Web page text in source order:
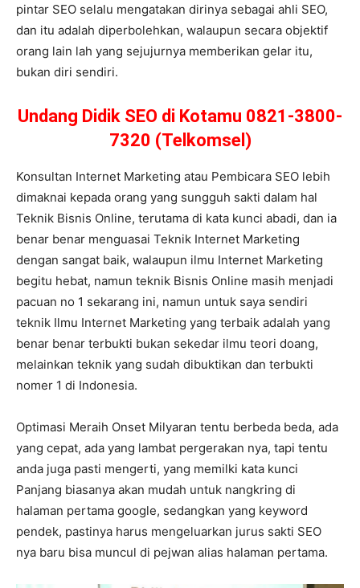
pintar SEO selalu mengatakan dirinya sebagai ahli SEO,
dan itu adalah diperbolehkan, walaupun secara objektif
orang lain lah yang sejujurnya memberikan gelar itu,
bukan diri sendiri.
Undang Didik SEO di Kotamu 0821-3800-
7320 (Telkomsel)
Konsultan Internet Marketing atau Pembicara SEO lebih
dimaknai kepada orang yang sungguh sakti dalam hal
Teknik Bisnis Online, terutama di kata kunci abadi, dan ia
benar benar menguasai Teknik Internet Marketing
dengan sangat baik, walaupun ilmu Internet Marketing
begitu hebat, namun teknik Bisnis Online masih menjadi
pacuan no 1 sekarang ini, namun untuk saya sendiri
teknik Ilmu Internet Marketing yang terbaik adalah yang
benar benar terbukti bukan sekedar ilmu teori doang,
melainkan teknik yang sudah dibuktikan dan terbukti
nomer 1 di Indonesia.
Optimasi Meraih Onset Milyaran tentu berbeda beda, ada
yang cepat, ada yang lambat pergerakan nya, tapi tentu
anda juga pasti mengerti, yang memilki kata kunci
Panjang biasanya akan mudah untuk nangkring di
halaman pertama google, sedangkan yang keyword
pendek, pastinya harus mengeluarkan jurus sakti SEO
nya baru bisa muncul di pejwan alias halaman pertama.